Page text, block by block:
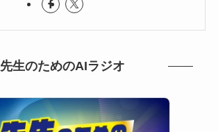
先生のためのAIラジオ